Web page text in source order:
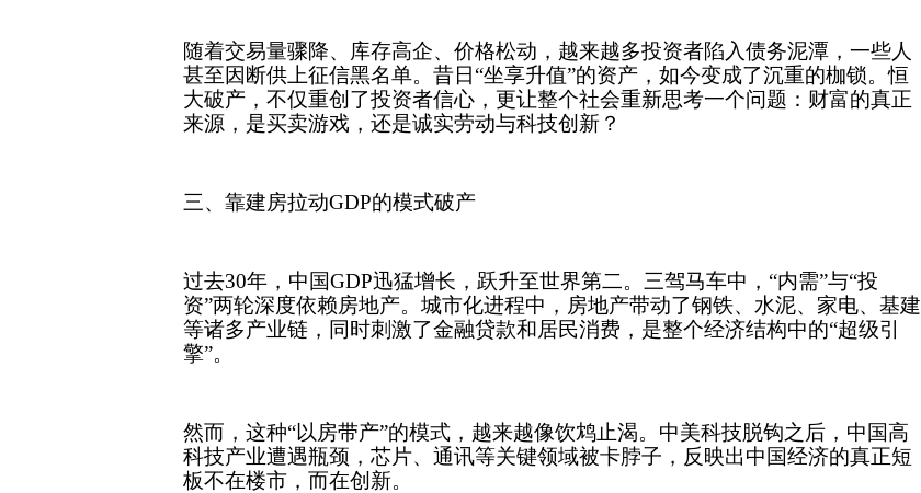
随着交易量骤降、库存高企、价格松动，越来越多投资者陷入债务泥潭，一些人
甚至因断供上征信黑名单。昔日“坐享升值”的资产，如今变成了沉重的枷锁。恒
大破产，不仅重创了投资者信心，更让整个社会重新思考一个问题：财富的真正
来源，是买卖游戏，还是诚实劳动与科技创新？
三、靠建房拉动GDP的模式破产
过去30年，中国GDP迅猛增长，跃升至世界第二。三驾马车中，“内需”与“投
资”两轮深度依赖房地产。城市化进程中，房地产带动了钢铁、水泥、家电、基建
等诸多产业链，同时刺激了金融贷款和居民消费，是整个经济结构中的“超级引
擎”。
然而，这种“以房带产”的模式，越来越像饮鸩止渴。中美科技脱钩之后，中国高
科技产业遭遇瓶颈，芯片、通讯等关键领域被卡脖子，反映出中国经济的真正短
板不在楼市，而在创新。